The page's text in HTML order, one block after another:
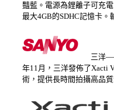
豔藍。電源為鋰離子可充電
最大4GB的SDHC記憶卡。
三洋
年11月，三洋發佈了Xacti
術，提供長時間拍攝高品